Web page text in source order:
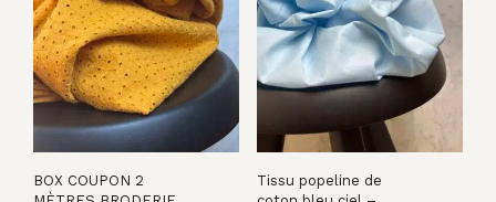
BOX COUPON 2
Tissu popeline de